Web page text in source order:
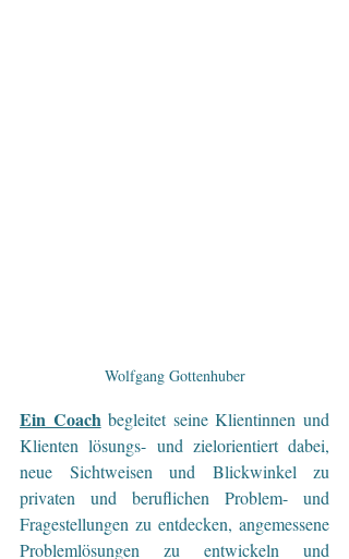
Wolfgang Gottenhuber
Ein Coach begleitet seine Klientinnen und
Klienten lösungs- und zielorientiert dabei,
neue Sichtweisen und Blickwinkel zu
privaten und beruflichen Problem- und
Fragestellungen zu entdecken, angemessene
Problemlösungen zu entwickeln und